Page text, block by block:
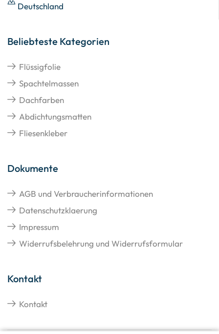
Deutschland
Beliebteste Kategorien
Flüssigfolie
Spachtelmassen
Dachfarben
Abdichtungsmatten
Fliesenkleber
Dokumente
AGB und Verbraucherinformationen
Datenschutzklaerung
Impressum
Widerrufsbelehrung und Widerrufsformular
Kontakt
Kontakt